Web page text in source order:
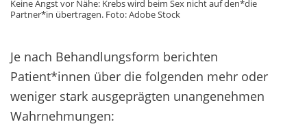
Keine Angst vor Nähe: Krebs wird beim Sex nicht auf den*die
Partner*in übertragen. Foto: Adobe Stock
Je nach Behandlungsform berichten
Patient*innen über die folgenden mehr oder
weniger stark ausgeprägten unangenehmen
Wahrnehmungen: